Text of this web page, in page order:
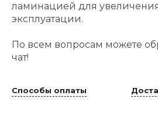
ламинацией для
эксплуатации.
По всем вопросам можете
чат!
Способы оплаты